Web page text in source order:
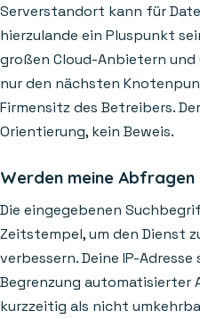
Serverstandort kann für
hierzulande ein Pluspunkt
großen Cloud-Anbietern und
nur den nächsten
Firmensitz des Betreibers.
Orientierung, kein Beweis.
Werden meine Abfragen
Die eingegebenen
Zeitstempel, um den Dienst
verbessern. Deine IP-
Begrenzung automatisierter
kurzzeitig als nicht